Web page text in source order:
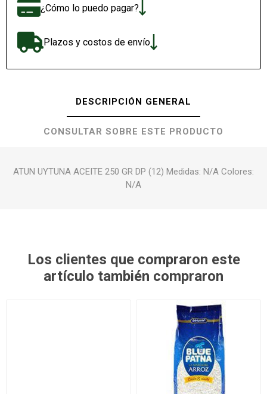
¿Cómo lo puedo pagar?
Plazos y costos de envío
DESCRIPCIÓN GENERAL
CONSULTAR SOBRE ESTE PRODUCTO
ATUN UYTUNA ACEITE 250 GR DP (12) Medidas: N/A Colores:
N/A
Los clientes que compraron este
artículo también compraron